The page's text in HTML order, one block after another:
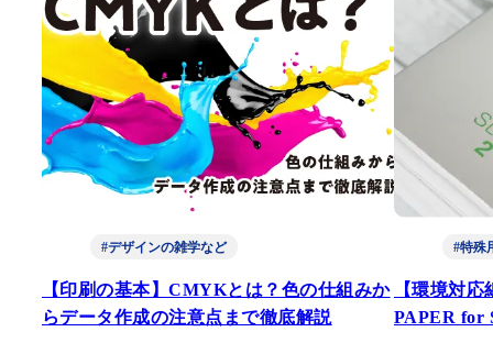
#デザインの雑学など
【印刷の基本】CMYKとは？色の仕組みか
らデータ作成の注意点まで徹底解説
#特殊
【環境対
PAPER for